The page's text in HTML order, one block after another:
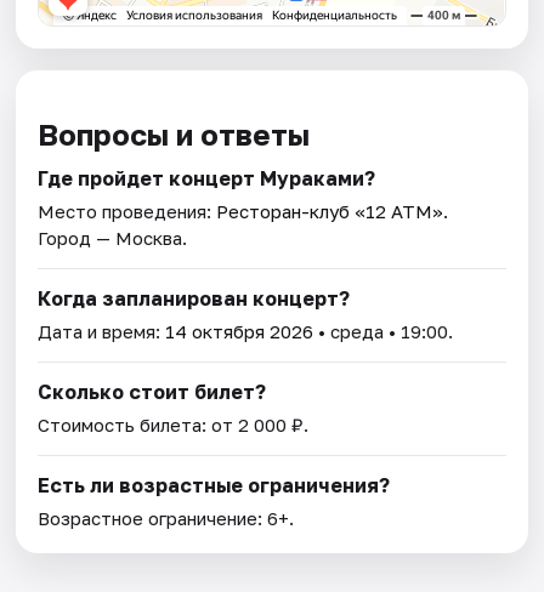
Вопросы и ответы
Где пройдет концерт Мураками?
Место проведения: Ресторан-клуб «12 АТМ».
Город — Москва.
Когда запланирован концерт?
Дата и время: 14 октября 2026 • среда • 19:00.
Сколько стоит билет?
Стоимость билета: от 2 000 ₽.
Есть ли возрастные ограничения?
Возрастное ограничение: 6+.